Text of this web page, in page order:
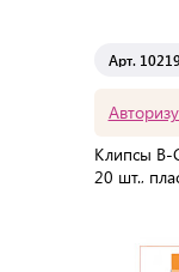
Арт.
Клипсы B-
20 шт.,